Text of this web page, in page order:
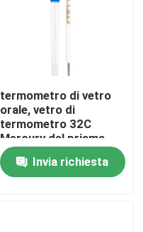
termometro di vetro
orale, vetro di
termometro 32C
Mercury del prisma
42c
Invia richiesta